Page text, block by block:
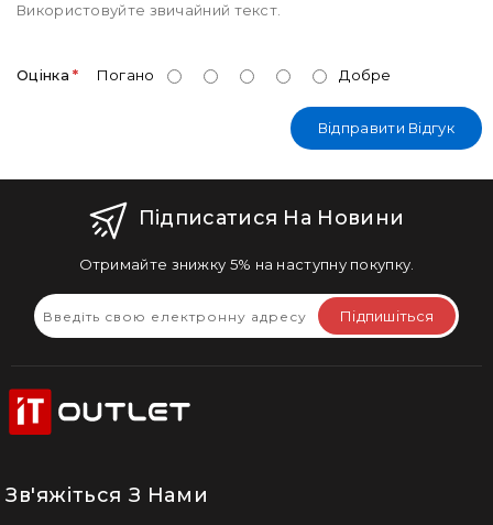
Використовуйте звичайний текст.
Оцінка Погано Добре
Відправити Відгук
Підписатися На Новини
Отримайте знижку 5% на наступну покупку.
Підпишіться
Зв'яжіться З Нами